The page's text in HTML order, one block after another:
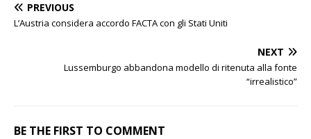
PREVIOUS
L’Austria considera accordo FACTA con gli Stati Uniti
NEXT
Lussemburgo abbandona modello di ritenuta alla fonte
“irrealistico”
BE THE FIRST TO COMMENT